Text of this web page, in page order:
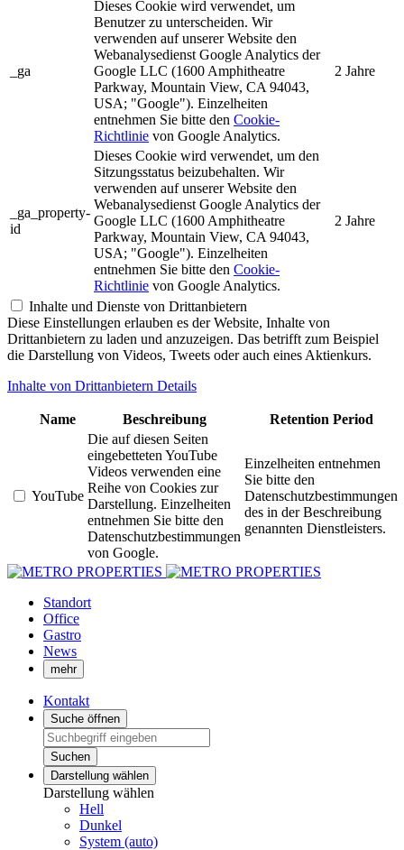
_ga
Dieses Cookie wird verwendet, um
Benutzer zu unterscheiden. Wir
verwenden auf unserer Website den
Webanalysedienst Google Analytics der
Google LLC (1600 Amphitheatre
Parkway, Mountain View, CA 94043,
USA; "Google"). Einzelheiten
entnehmen Sie bitte den Cookie-
Richtlinie von Google Analytics.
2 Jahre
_ga_property-
id
Dieses Cookie wird verwendet, um den
Sitzungsstatus beizubehalten. Wir
verwenden auf unserer Website den
Webanalysedienst Google Analytics der
Google LLC (1600 Amphitheatre
Parkway, Mountain View, CA 94043,
USA; "Google"). Einzelheiten
entnehmen Sie bitte den Cookie-
Richtlinie von Google Analytics.
2 Jahre
Inhalte und Dienste von Drittanbietern
Diese Einstellungen erlauben es der Website, Inhalte von
Drittanbietern zu laden und anzuzeigen. Das betrifft zum Beispiel
die Darstellung von Videos, Tweets oder auch eines Aktienkurs.
Inhalte von Drittanbietern Details
Name Beschreibung Retention Period
YouTube
Die auf diesen Seiten
eingebetteten YouTube
Videos verwenden eine
Reihe von Cookies zur
Darstellung. Einzelheiten
entnehmen Sie bitte den
Datenschutzbestimmungen
von Google.
Einzelheiten entnehmen
Sie bitte den
Datenschutzbestimmungen
des in der Beschreibung
genannten Dienstleisters.
Standort
Office
Gastro
News
mehr
Kontakt
Suche öffnen
Suchen
Darstellung wählen
Darstellung wählen
Hell
Dunkel
System (auto)